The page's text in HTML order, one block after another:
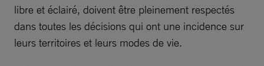
libre et éclairé, doivent être pleinement respectés
dans toutes les décisions qui ont une incidence sur
leurs territoires et leurs modes de vie.